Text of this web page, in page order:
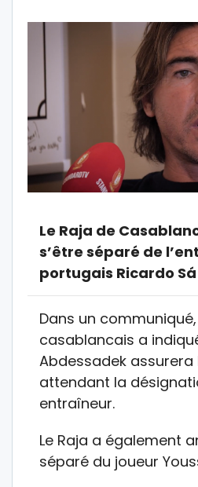
Le Raja de
s’être séparé de
portugais Ricardo
Dans un
casablancais a
Abdessadek assurera
attendant la
entraîneur.
Le Raja a également
séparé du joueur